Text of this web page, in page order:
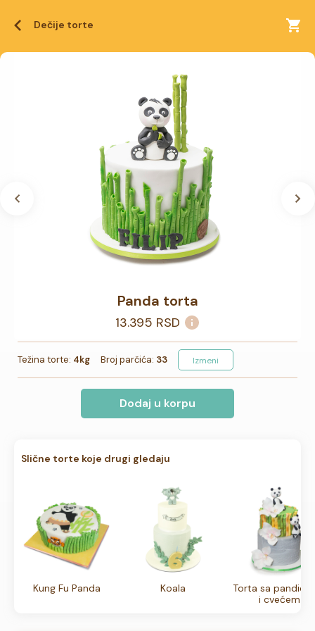
Dečije torte
Panda torta
13.395 RSD
Težina torte: 4kg Broj parčića: 33 Izmeni
Dodaj u korpu
Slične torte koje drugi gledaju
Kung Fu Panda Koala
Torta sa
i cvećem